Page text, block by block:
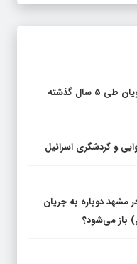
و گردشگری اسرائیل
مشهد دوباره به جریان
باز می‌شود؟